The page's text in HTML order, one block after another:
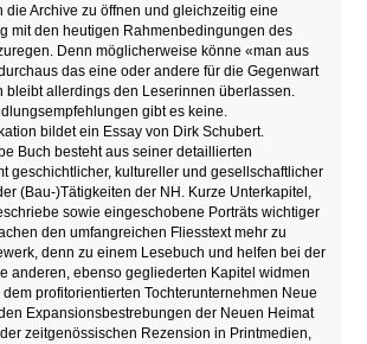
die Archive zu öffnen und gleichzeitig eine
mit den heutigen Rahmenbedingungen des
Denn möglicherweise könne «man aus
das eine oder andere für die Gegenwart
bleibt allerdings den Leserinnen überlassen.
gibt es keine.
bildet ein Essay von Dirk Schubert.
Buch besteht aus seiner detaillierten
geschichtlicher, kultureller und gesellschaftlicher
(Bau-)Tätigkeiten der NH. Kurze Unterkapitel,
sowie eingeschobene Porträts wichtiger
den umfangreichen Fliesstext mehr zu
denn zu einem Lesebuch und helfen bei der
anderen, ebenso gegliederten Kapitel widmen
profitorientierten Tochterunternehmen Neue
Expansionsbestrebungen der Neuen Heimat
zeitgenössischen Rezension in Printmedien,